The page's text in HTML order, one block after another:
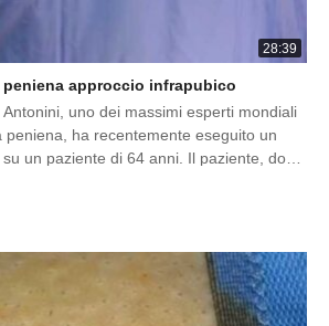
28:39
approccio infrapubico
uno dei massimi esperti mondiali
peniena, ha recentemente eseguito un
un paziente di 64 anni. Il paziente, dopo
radicale e una nefrectomia
avanzate, ha manifestato una